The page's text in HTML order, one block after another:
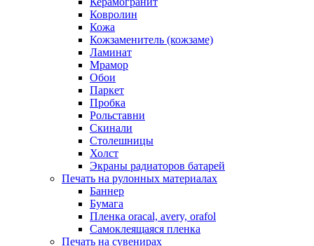
Ковролин
Кожа
Кожзаменитель (кожзаме)
Ламинат
Мрамор
Обои
Паркет
Пробка
Рольставни
Скинали
Столешницы
Холст
Экраны радиаторов батарей
Печать на рулонных материалах
Баннер
Бумага
Пленка oracal, avery, orafol
Самоклеящаяся пленка
Печать на сувенирах